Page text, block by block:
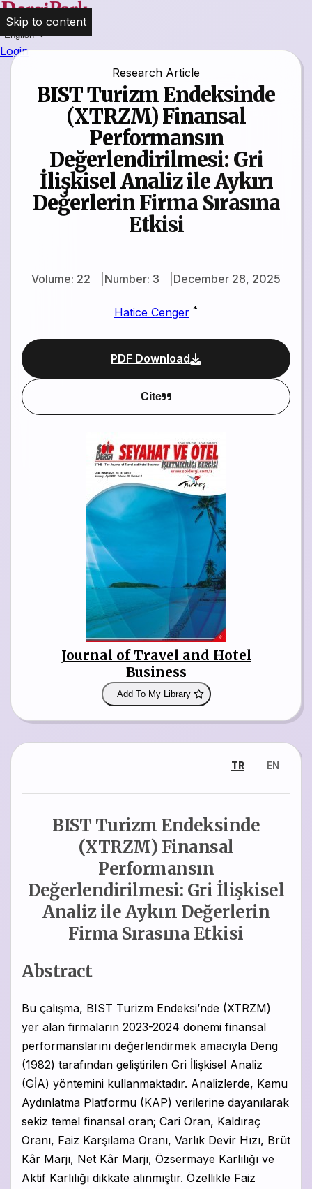
English
Login
Research Article
BIST Turizm Endeksinde
(XTRZM) Finansal
Performansın
Değerlendirilmesi: Gri
İlişkisel Analiz ile Aykırı
Değerlerin Firma Sırasına
Etkisi
Volume: 22 Number: 3 December 28, 2025
Hatice Cenger *
PDF Download
Cite
Journal of Travel and Hotel
Business
Add To My Library
Skip to content
TR EN
BIST Turizm Endeksinde
(XTRZM) Finansal
Performansın
Değerlendirilmesi: Gri İlişkisel
Analiz ile Aykırı Değerlerin
Firma Sırasına Etkisi
Abstract
Bu çalışma, BIST Turizm Endeksi’nde (XTRZM)
yer alan firmaların 2023-2024 dönemi finansal
performanslarını değerlendirmek amacıyla Deng
(1982) tarafından geliştirilen Gri İlişkisel Analiz
(GİA) yöntemini kullanmaktadır. Analizlerde, Kamu
Aydınlatma Platformu (KAP) verilerine dayanılarak
sekiz temel finansal oran; Cari Oran, Kaldıraç
Oranı, Faiz Karşılama Oranı, Varlık Devir Hızı, Brüt
Kâr Marjı, Net Kâr Marjı, Özsermaye Karlılığı ve
Aktif Karlılığı dikkate alınmıştır. Özellikle Faiz